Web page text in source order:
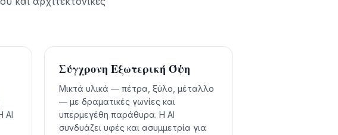
AI
Σύγχρονη Εξωτερική Όψη
Μικτά υλικά — πέτρα, ξύλο, μέταλλο
— με δραματικές γωνίες και
υπερμεγέθη παράθυρα. Η AI
συνδυάζει υφές και ασυμμετρία για